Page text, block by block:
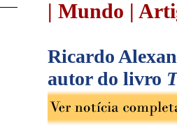
| Mundo |
Ricardo
autor do livro